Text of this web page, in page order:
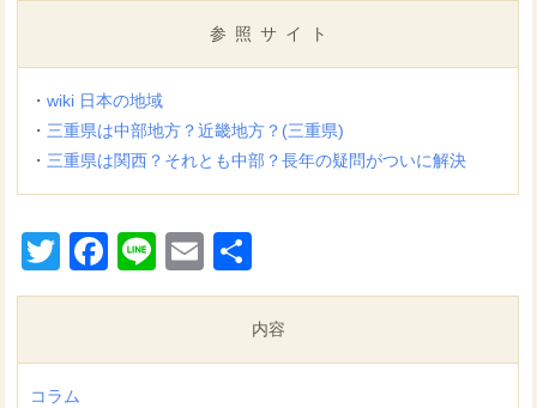
参照サイト
・wiki 日本の地域
・三重県は中部地方？近畿地方？(三重県)
・三重県は関西？それとも中部？長年の疑問がついに解決
TwitterFacebook
LineEmail
有
内容
コラム